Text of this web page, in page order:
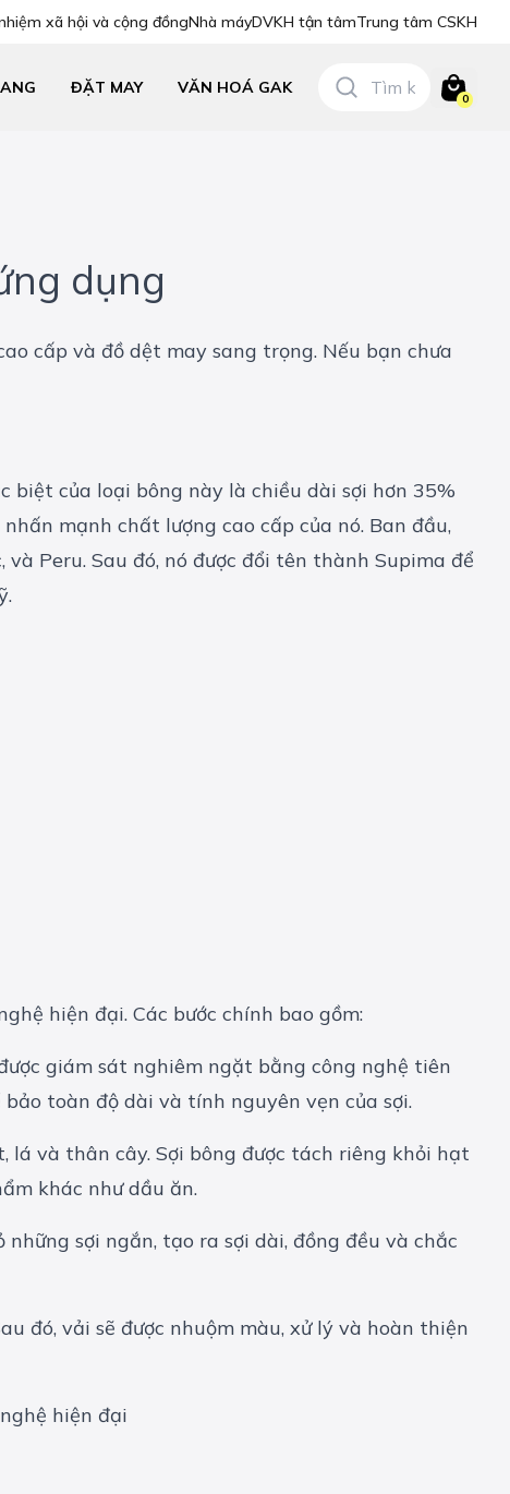
xã hội và cộng đồngNhà máyDVKH tận tâmTrung tâm CSKH
ĐẶT MAY VĂN HOÁ GAK
0
dụng
cấp và đồ dệt may sang trọng. Nếu bạn chưa
biệt của loại bông này là chiều dài sợi hơn 35%
mạnh chất lượng cao cấp của nó. Ban đầu,
Peru. Sau đó, nó được đổi tên thành Supima để
hiện đại. Các bước chính bao gồm:
giám sát nghiêm ngặt bằng công nghệ tiên
toàn độ dài và tính nguyên vẹn của sợi.
lá và thân cây. Sợi bông được tách riêng khỏi hạt
khác như dầu ăn.
sợi ngắn, tạo ra sợi dài, đồng đều và chắc
đó, vải sẽ được nhuộm màu, xử lý và hoàn thiện